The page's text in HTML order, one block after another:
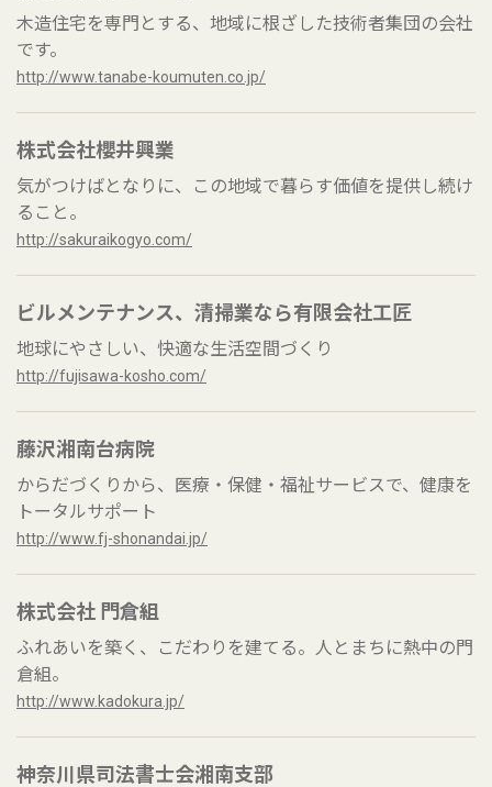
木造住宅を専門とする、地域に根ざした技術者集団の会社
です。
http://www.tanabe-koumuten.co.jp/
株式会社櫻井興業
気がつけばとなりに、この地域で暮らす価値を提供し続け
ること。
http://sakuraikogyo.com/
ビルメンテナンス、清掃業なら有限会社工匠
地球にやさしい、快適な生活空間づくり
http://fujisawa-kosho.com/
藤沢湘南台病院
からだづくりから、医療・保健・福祉サービスで、健康を
トータルサポート
http://www.fj-shonandai.jp/
株式会社 門倉組
ふれあいを築く、こだわりを建てる。人とまちに熱中の門
倉組。
http://www.kadokura.jp/
神奈川県司法書士会湘南支部